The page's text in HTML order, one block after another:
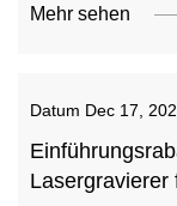
Mehr sehen
Datum Dec 17,
Lasergravierer